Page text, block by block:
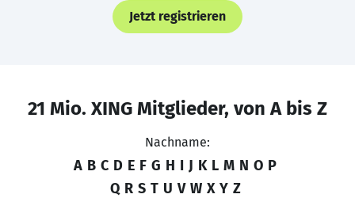
Jetzt registrieren
21 Mio. XING Mitglieder, von A bis Z
Nachname:
A B C D E F G H I J K L M N O P
Q R S T U V W X Y Z